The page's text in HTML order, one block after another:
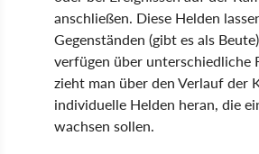
anschließen. Diese Helden
Gegenständen (gibt es als
verfügen über unterschiedliche
zieht man über den Verlauf der
individuelle Helden heran, die
wachsen sollen.